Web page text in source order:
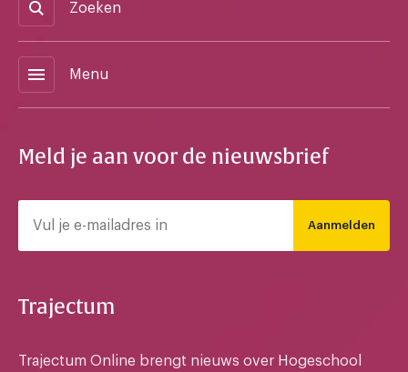
Zoeken
menu Menu
Meld je aan voor de nieuwsbrief
Aanmelden
Trajectum
Trajectum Online brengt nieuws over Hogeschool